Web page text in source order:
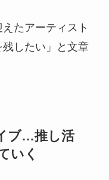
たアーティスト
したい」と文章
ブ…推し活
いく